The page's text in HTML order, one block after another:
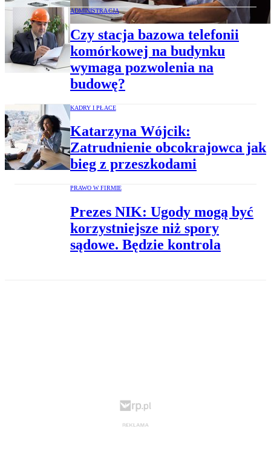
ADMINISTRACJA
Czy stacja bazowa telefonii
komórkowej na budynku
wymaga pozwolenia na
budowę?
KADRY I PŁACE
Katarzyna Wójcik:
Zatrudnienie obcokrajowca jak
bieg z przeszkodami
PRAWO W FIRMIE
Prezes NIK: Ugody mogą być
korzystniejsze niż spory
sądowe. Będzie kontrola